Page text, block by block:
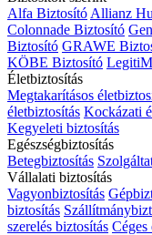
Alfa Biztosító Allianz
Colonnade Biztosító
Biztosító GRAWE
KÖBE Biztosító
Életbiztosítás
Megtakarításos
életbiztosítás Kockázati
Kegyeleti biztosítás
Egészségbiztosítás
Betegbiztosítás
Vállalati biztosítás
Vagyonbiztosítás
biztosítás
szerelés biztosítás Céges